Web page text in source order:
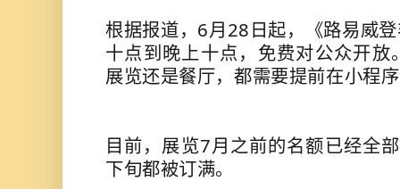
根据报道，6月28日起，《路易威
十点到晚上十点，免费对公众开
展览还是餐厅，都需要提前在小程
目前，展览7月之前的名额已经全
下旬都被订满。